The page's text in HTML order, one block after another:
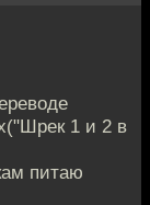
1 и 2 в
питаю